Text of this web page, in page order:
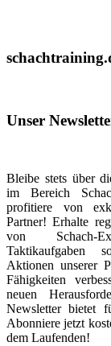
Unser
Bleibe stets über
im Bereich
profitiere von
Partner! Erhalte
von Schach-
Taktikaufgaben
Aktionen unserer
Fähigkeiten
neuen
Newsletter bietet
Abonniere jetzt
dem Laufenden!